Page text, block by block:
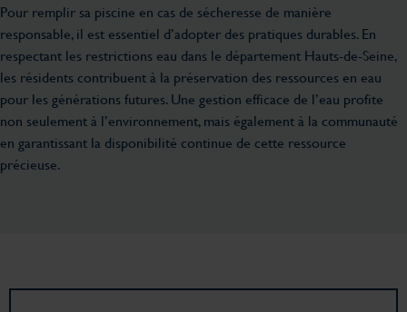
Pour remplir sa piscine en cas de sécheresse de manière
responsable, il est essentiel d’adopter des pratiques durables. En
respectant les restrictions eau dans le département Hauts-de-Seine,
les résidents contribuent à la préservation des ressources en eau
pour les générations futures. Une gestion efficace de l’eau profite
non seulement à l’environnement, mais également à la communauté
en garantissant la disponibilité continue de cette ressource
précieuse.